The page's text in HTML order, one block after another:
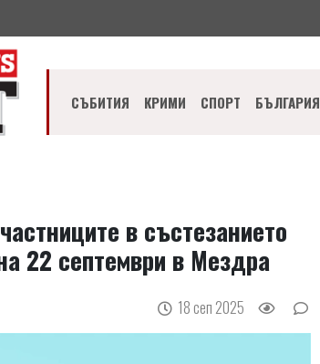
СЪБИТИЯ КРИМИ СПОРТ БЪЛГАРИЯ
в състезанието
22 септември в Мездра
18 сеп 2025